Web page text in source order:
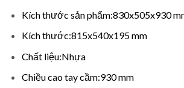
Kích thước sản phẩm:830x505x930
Kích thước:815x540x195 mm
Chất liệu:Nhựa
Chiều cao tay cầm:930 mm